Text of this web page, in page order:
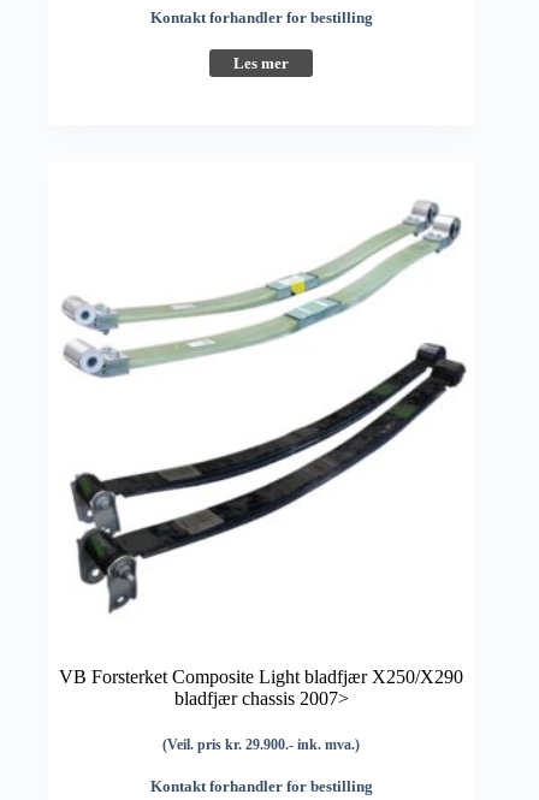
Kontakt forhandler for bestilling
Les mer
VB Forsterket Composite Light bladfjær X250/X290
bladfjær chassis 2007>
(Veil. pris kr. 29.900.- ink. mva.)
Kontakt forhandler for bestilling